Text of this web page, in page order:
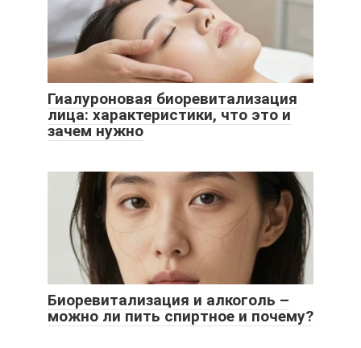
Гиалуроновая биоревитализация
лица: характеристики, что это и
зачем нужно
Биоревитализация и алкоголь –
можно ли пить спиртное и почему?